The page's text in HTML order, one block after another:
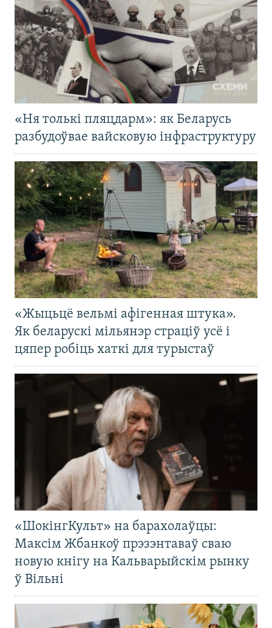
«Ня толькі пляцдарм»: як Беларусь
разбудоўвае вайсковую інфраструктуру
«Жыцьцё вельмі афігенная штука».
Як беларускі мільянэр страціў усё і
цяпер робіць хаткі для турыстаў
«ШокінгКульт» на барахолаўцы:
Максім Жбанкоў прэзэнтаваў сваю
новую кнігу на Кальварыйскім рынку
ў Вільні